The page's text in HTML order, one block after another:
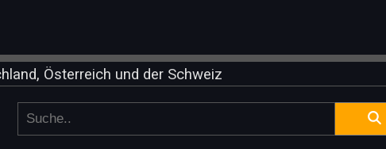
Österreich und der Schweiz